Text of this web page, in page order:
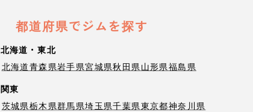
都道府県でジムを探す
北海道・東北
北海道青森県岩手県宮城県秋田県山形県福島県
関東
茨城県栃木県群馬県埼玉県千葉県東京都神奈川県